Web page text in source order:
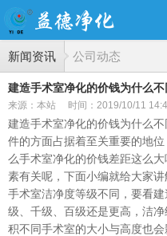
新闻资讯 公司动态
建造手术室净化的价钱为什么不
来源：本站 时间：2019/10/11
建造手术室净化的价钱为什么不
件的方面占据着至关重要的地
么手术室净化的价钱差距这么
素有关呢，下面小编就给大家讲
手术室洁净度等级不同，要看
级、千级、百级还是更高，洁
积不同手术室的大小与高度也